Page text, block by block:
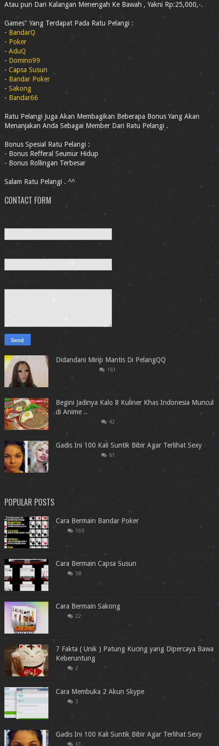
Atau pun Dari Kalangan Menengah Ke Bawah , Yakni Rp:25,000,-.
Games" Yang Terdapat Pada Ratu Pelangi :
- BandarQ
- Poker
-AduQ
- Domino99
- Capsa Susun
- Bandar Poker
- Sakong
- Bandar66
Ratu Pelangi Juga Akan Membagikan Beberapa Bonus Yang Akan
Menanjakan Anda Sebagai Member Dari Ratu Pelangi .
Bonus Spesial Ratu Pelangi :
- Bonus Refferal Seumur Hidup
- Bonus Rollingan Terbesar
Salam Ratu Pelangi . ^^
CONTACT FORM
*
Didandani Mirip Mantis Di PelangQQ
161
Begini Jadinya Kalo 8 Kuliner Khas Indonesia Muncul
di Anime ..
42
Gadis Ini 100 Kali Suntik Bibir Agar Terlihat Sexy
61
POPULAR POSTS
Cara Bermain Bandar Poker
169
Cara Bermain Capsa Susun
58
Cara Bermain Sakong
22
7 Fakta ( Unik ) Patung Kucing yang Dipercaya Bawa
Keberuntung
2
Cara Membuka 2 Akun Skype
3
Gadis Ini 100 Kali Suntik Bibir Agar Terlihat Sexy
61